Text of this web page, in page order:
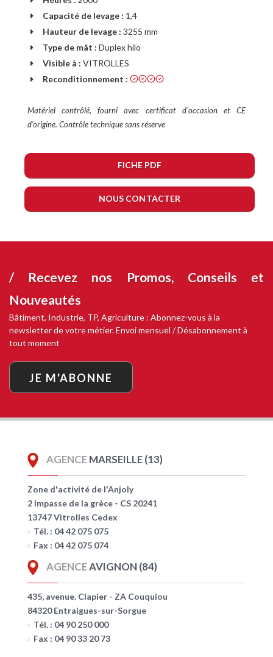
Capacité de levage : 1,4
Hauteur de levage : 3255 mm
Type de mât : Duplex hilo
Visible à : VITROLLES
Reconditionnement :
Matériel contrôlé, fourni avec certificat dʼoccasion et CE
d'origine. Contrôle technique sans réserve
FICHE PDF
NOUS CONTACTER
/ Recevez nos Promos, Conseils et
Nouveautés
Bâtiment, Industrie, TP, Agriculture : Abonnez-vous à la
newsletter de votre métier. Envoi mensuel / Désabonnement à
tout moment
JE M'ABONNE
AGENCEMARSEILLE (13)
Zone d'activité de l'Anjoly
2 Impasse de la grèce - CS 20241
13747 Vitrolles Cedex
Tél. : 04 42 075 075
Fax : 04 42 075 074
AGENCEAVIGNON (84)
435, avenue. Clapier - ZA Couquiou
84320 Entraigues-sur-Sorgue
Tél. : 04 90 250 000
Fax : 04 90 33 20 73